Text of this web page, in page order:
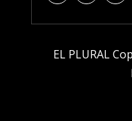
EL PLURAL